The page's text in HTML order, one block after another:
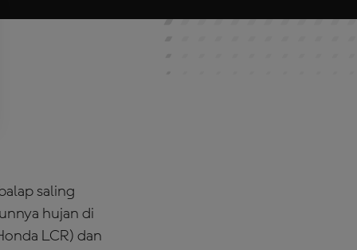
saling
hujan di
LCR) dan